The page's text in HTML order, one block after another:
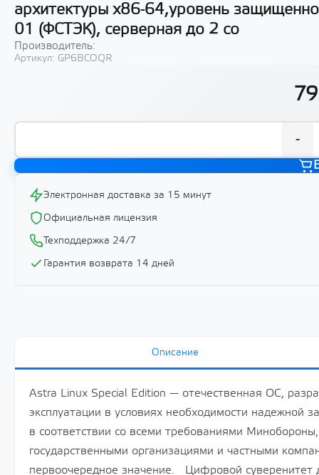
архитектуры х86-64,уровень
01 (ФСТЭК), серверная до 2 со
Производитель:
Артикул: GP6BCOQR
-
Электронная доставка за 15 минут
Официальная лицензия
Техподдержка 24/7
Гарантия возврата 14 дней
Описание
Astra Linux Special Edition — отечественная ОС,
эксплуатации в условиях необходимости
в соответствии со всеми требованиями
государственными организациями и частными
первоочередное значение. Цифровой суверенитет